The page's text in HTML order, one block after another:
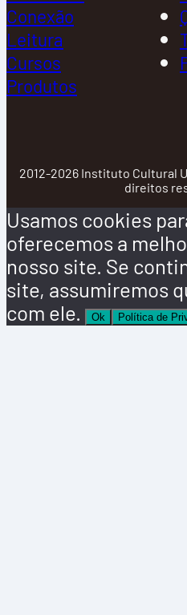
Conexão
Leitura
Cursos
Produtos
2012-2026 Instituto Cultural
direitos
Usamos cookies
oferecemos a
nosso site. Se
site, assumiremos
com ele.
Ok Política de